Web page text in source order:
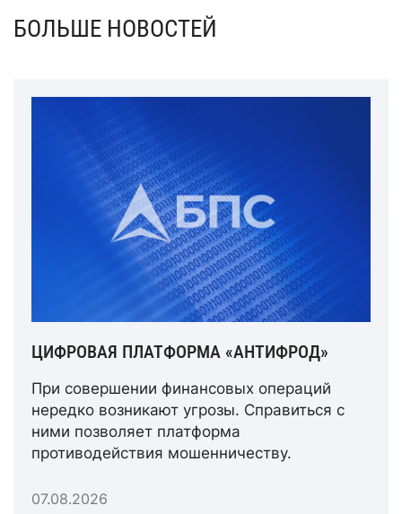
БОЛЬШЕ НОВОСТЕЙ
ЦИФРОВАЯ ПЛАТФОРМА «АНТИФРОД»
При совершении финансовых операций
нередко возникают угрозы. Справиться с
ними позволяет платформа
противодействия мошенничеству.
07.08.2026